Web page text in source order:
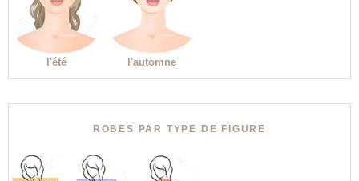
l'été l'automne
ROBES PAR TYPE DE FIGURE